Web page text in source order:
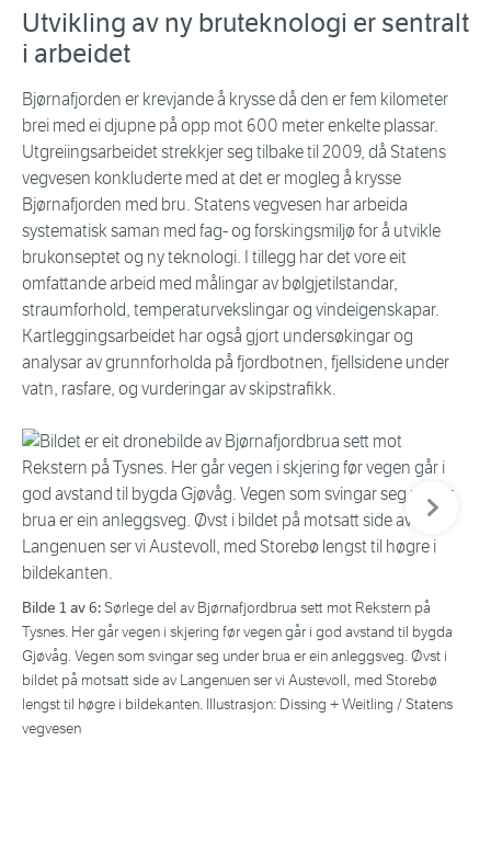
Utvikling av ny bruteknologi er sentralt
i arbeidet
Bjørnafjorden er krevjande å krysse då den er fem kilometer
brei med ei djupne på opp mot 600 meter enkelte plassar.
Utgreiingsarbeidet strekkjer seg tilbake til 2009, då Statens
vegvesen konkluderte med at det er mogleg å krysse
Bjørnafjorden med bru. Statens vegvesen har arbeida
systematisk saman med fag- og forskingsmiljø for å utvikle
brukonseptet og ny teknologi. I tillegg har det vore eit
omfattande arbeid med målingar av bølgjetilstandar,
straumforhold, temperaturvekslingar og vindeigenskapar.
Kartleggingsarbeidet har også gjort undersøkingar og
analysar av grunnforholda på fjordbotnen, fjellsidene under
vatn, rasfare, og vurderingar av skipstrafikk.
Bilde 1 av 6:Sørlege del av Bjørnafjordbrua sett mot Rekstern på
Tysnes. Her går vegen i skjering før vegen går i god avstand til bygda
Gjøvåg. Vegen som svingar seg under brua er ein anleggsveg. Øvst i
bildet på motsatt side av Langenuen ser vi Austevoll, med Storebø
lengst til høgre i bildekanten. Illustrasjon: Dissing + Weitling / Statens
vegvesen
Neste